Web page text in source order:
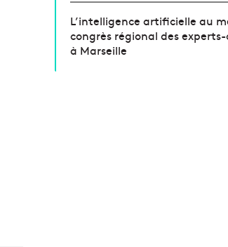
L’intelligence artificielle au
congrès régional des
à Marseille